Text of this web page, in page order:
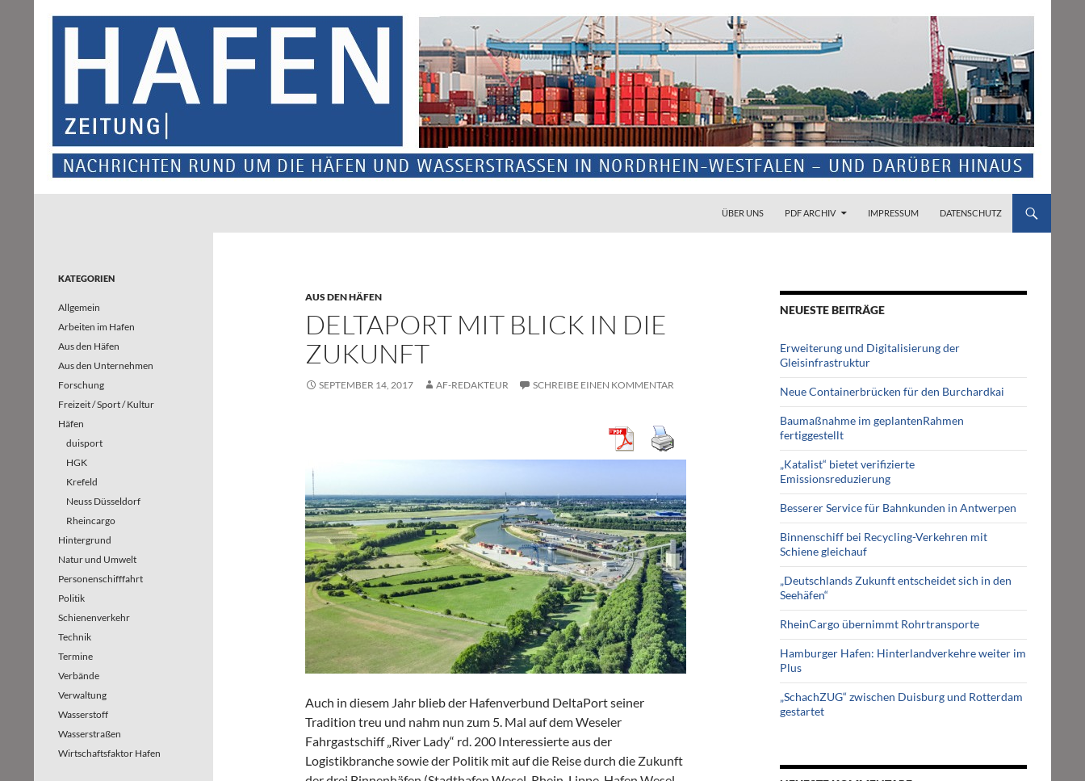
ÜBER UNS
PDF ARCHIV IMPRESSUM DATENSCHUTZ
AUS DEN HÄFEN
DELTAPORT MIT BLICK IN DIE
ZUKUNFT
SEPTEMBER 14, 2017 AF-REDAKTEUR SCHREIBE EINEN KOMMENTAR
Auch in diesem Jahr blieb der Hafenverbund DeltaPort seiner
Tradition treu und nahm nun zum 5. Mal auf dem Weseler
Fahrgastschiff „River Lady“ rd. 200 Interessierte aus der
Logistikbranche sowie der Politik mit auf die Reise durch die Zukunft
NEUESTE BEITRÄGE
Erweiterung und Digitalisierung der
Gleisinfrastruktur
Neue Containerbrücken für den Burchardkai
Baumaßnahme im geplantenRahmen
fertiggestellt
„Katalist“ bietet verifizierte
Emissionsreduzierung
Besserer Service für Bahnkunden in Antwerpen
Binnenschiff bei Recycling-Verkehren mit
Schiene gleichauf
„Deutschlands Zukunft entscheidet sich in den
Seehäfen“
RheinCargo übernimmt Rohrtransporte
Hamburger Hafen: Hinterlandverkehre weiter im
Plus
„SchachZUG“ zwischen Duisburg und Rotterdam
gestartet
KATEGORIEN
Allgemein
Arbeiten im Hafen
Aus den Häfen
Aus den Unternehmen
Forschung
Freizeit / Sport / Kultur
Häfen
duisport
HGK
Krefeld
Neuss Düsseldorf
Rheincargo
Hintergrund
Natur und Umwelt
Personenschifffahrt
Politik
Schienenverkehr
Technik
Termine
Verbände
Verwaltung
Wasserstoff
Wasserstraßen
Wirtschaftsfaktor Hafen